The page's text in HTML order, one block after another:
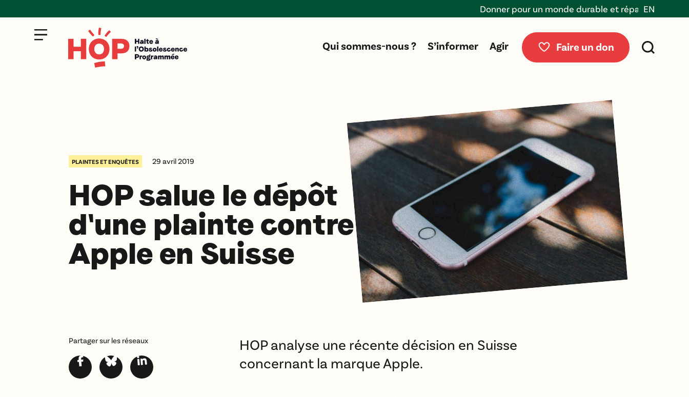
Donner pour un monde durable et réparable EN
Qui sommes-nous ? S’informer Agir Faire un don
PLAINTES ET ENQUÊTES 29 avril 2019
HOP salue le dépôt
d'une plainte contre
Apple en Suisse
Partager sur les réseaux
HOP analyse une récente décision en Suisse
concernant la marque Apple.